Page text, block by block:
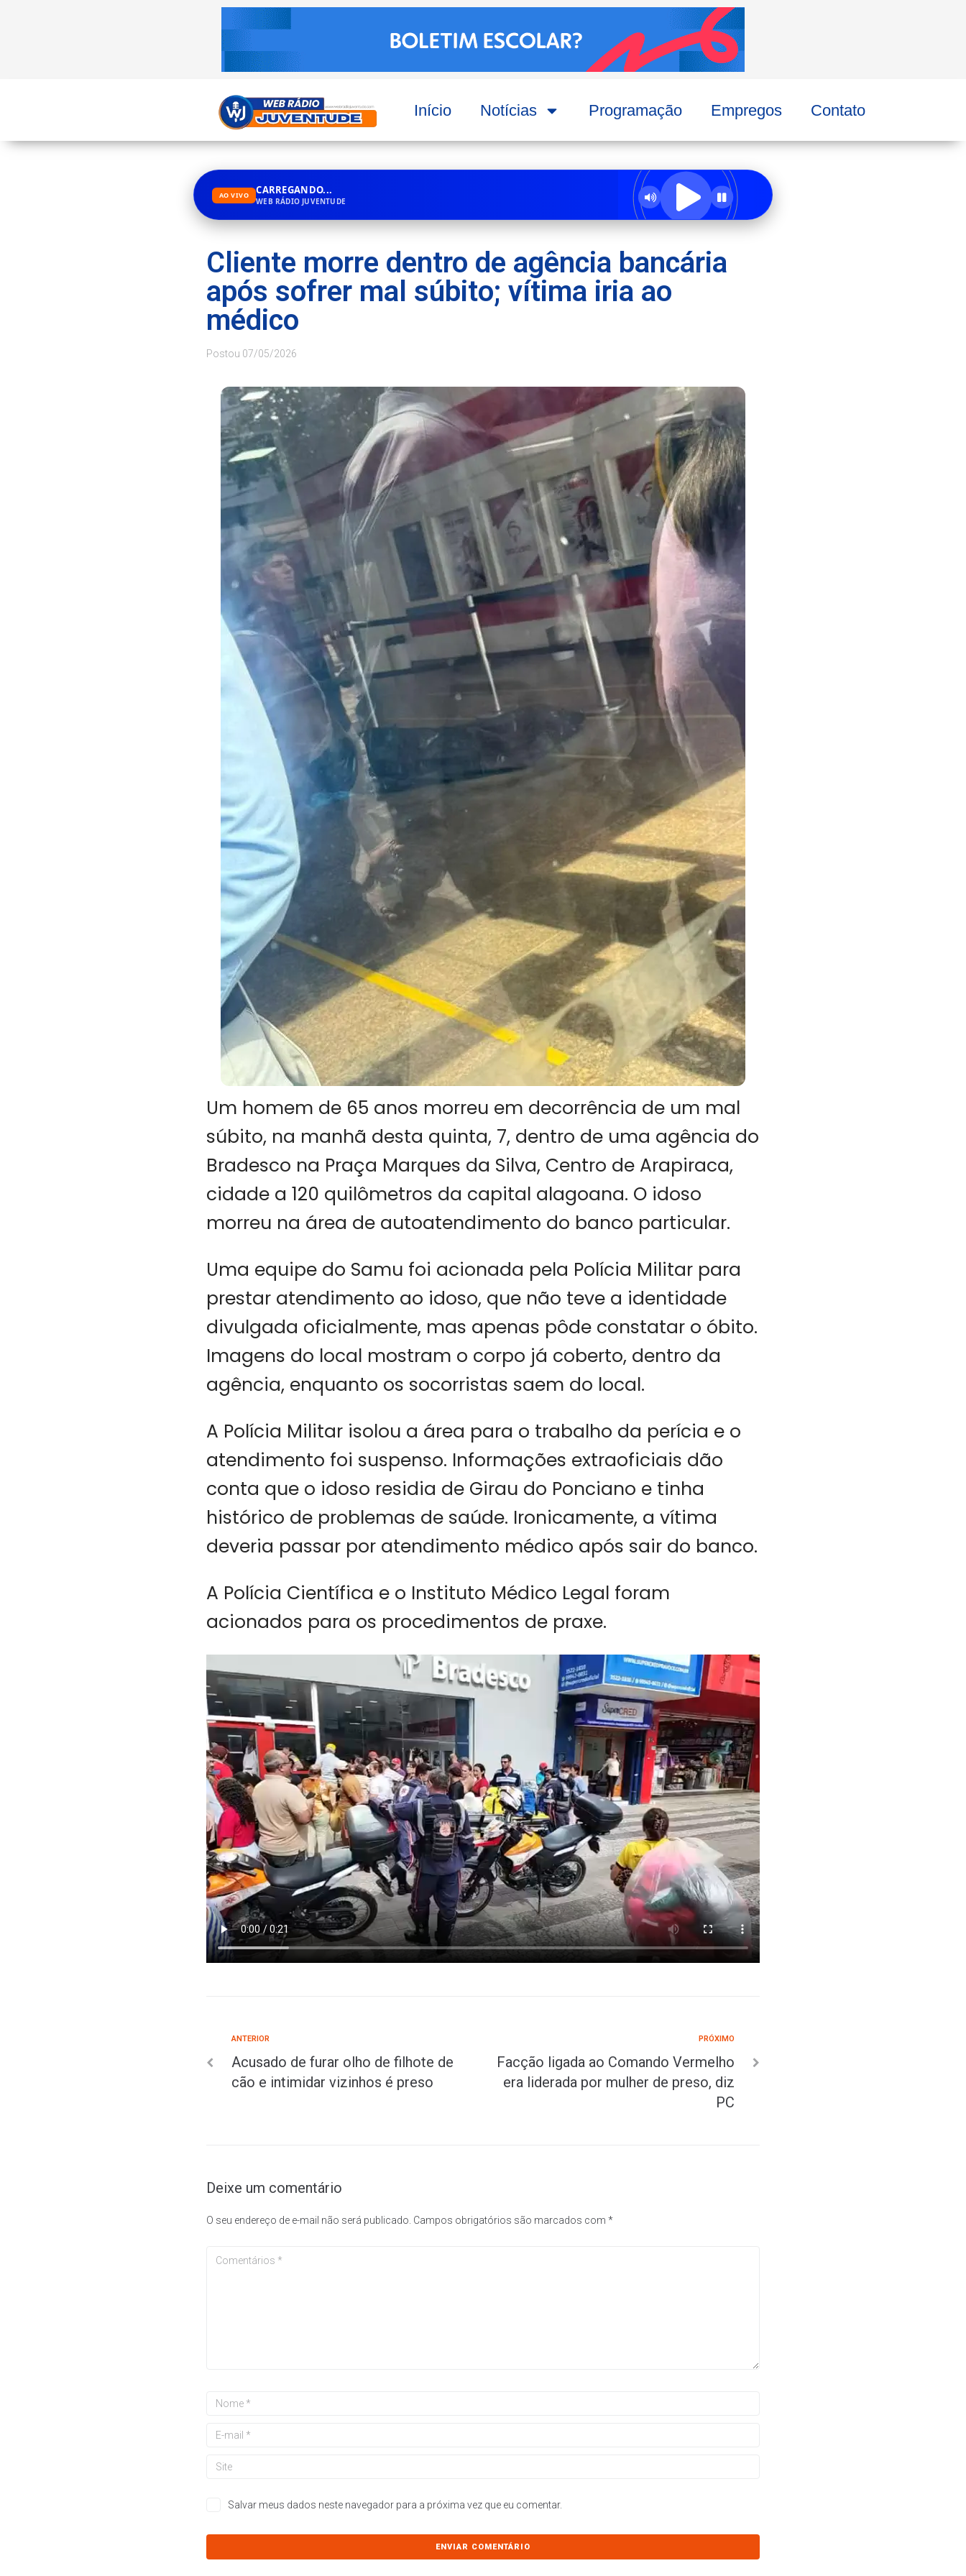
Início Notícias Programação Empregos Contato
AO VIVO CARREGANDO...
WEB RÁDIO JUVENTUDE
Cliente morre dentro de agência bancária
após sofrer mal súbito; vítima iria ao
médico
Postou 07/05/2026
Um homem de 65 anos morreu em decorrência de um mal
súbito, na manhã desta quinta, 7, dentro de uma agência do
Bradesco na Praça Marques da Silva, Centro de Arapiraca,
cidade a 120 quilômetros da capital alagoana. O idoso
morreu na área de autoatendimento do banco particular.
Uma equipe do Samu foi acionada pela Polícia Militar para
prestar atendimento ao idoso, que não teve a identidade
divulgada oficialmente, mas apenas pôde constatar o óbito.
Imagens do local mostram o corpo já coberto, dentro da
agência, enquanto os socorristas saem do local.
A Polícia Militar isolou a área para o trabalho da perícia e o
atendimento foi suspenso. Informações extraoficiais dão
conta que o idoso residia de Girau do Ponciano e tinha
histórico de problemas de saúde. Ironicamente, a vítima
deveria passar por atendimento médico após sair do banco.
A Polícia Científica e o Instituto Médico Legal foram
acionados para os procedimentos de praxe.
ANTERIOR
Acusado de furar olho de filhote de
cão e intimidar vizinhos é preso
PRÓXIMO
Facção ligada ao Comando Vermelho
era liderada por mulher de preso, diz
PC
Deixe um comentário
O seu endereço de e-mail não será publicado. Campos obrigatórios são marcados com *
Salvar meus dados neste navegador para a próxima vez que eu comentar.